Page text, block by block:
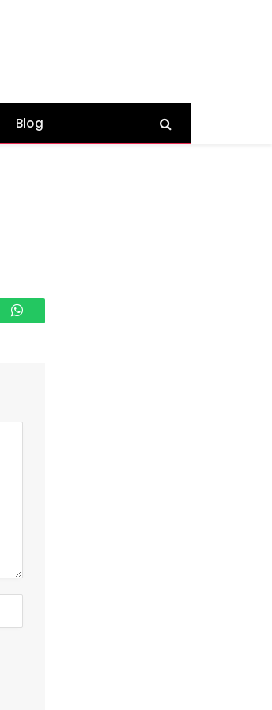
Blog
WhatsApp